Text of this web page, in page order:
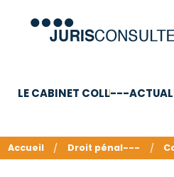
LE CABINET COLL---
Accueil Droit pénal---